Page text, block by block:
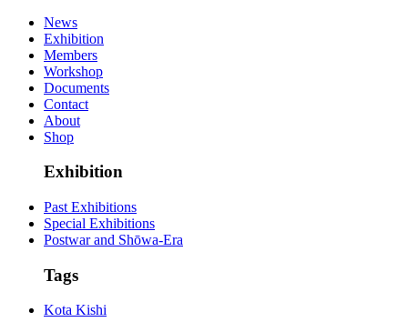
News
Exhibition
Members
Workshop
Documents
Contact
About
Shop
Exhibition
Past Exhibitions
Special Exhibitions
Postwar and Shōwa-Era
Tags
Kota Kishi